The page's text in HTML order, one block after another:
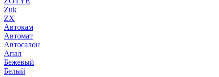
Zuk
ZX
Автокам
Автомат
Автосалон
Апал
Бежевый
Белый